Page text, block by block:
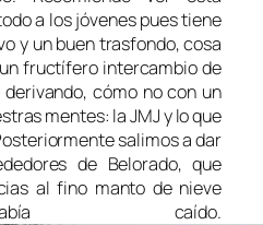
a los jóvenes pues tiene
y un buen trasfondo, cosa
fructífero intercambio de
cómo no con un
mentes: la JMJ y lo que
salimos a dar
de Belorado, que
al fino manto de nieve
caído.